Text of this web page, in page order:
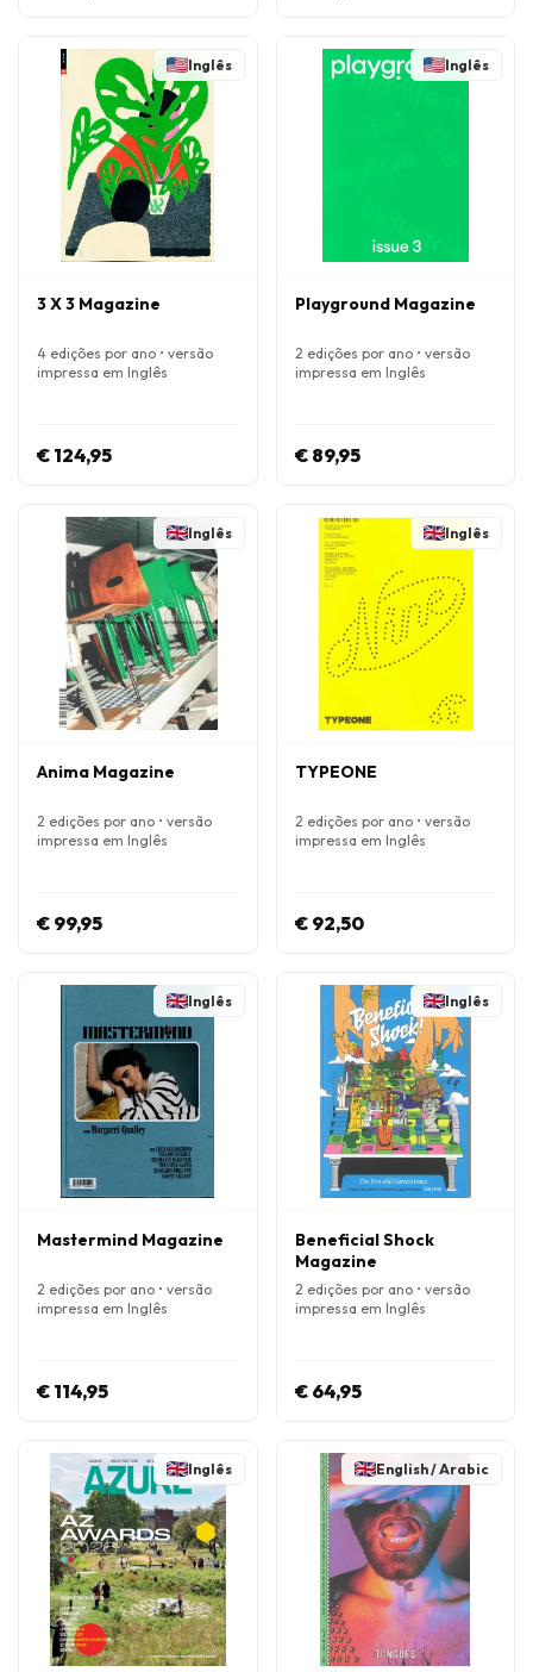
Inglês
3 X 3 Magazine
4 edições por ano • versão
impressa em Inglês
€ 124,95
Inglês
Playground Magazine
2 edições por ano • versão
impressa em Inglês
€ 89,95
Inglês
Anima Magazine
2 edições por ano • versão
impressa em Inglês
€ 99,95
Inglês
TYPEONE
2 edições por ano • versão
impressa em Inglês
€ 92,50
Inglês
Mastermind Magazine
2 edições por ano • versão
impressa em Inglês
€ 114,95
Inglês
Beneficial Shock
Magazine
2 edições por ano • versão
impressa em Inglês
€ 64,95
Inglês English / Arabic